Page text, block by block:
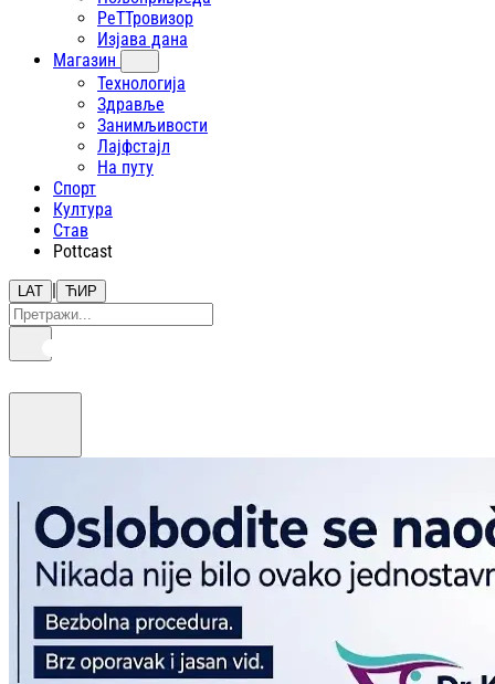
РеТТровизор
Изјава дана
Магазин
Технологија
Здравље
Занимљивости
Лајфстajл
На путу
Спорт
Култура
Став
Pottcast
LAT | ЋИР